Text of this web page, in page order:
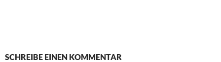
SCHREIBE EINEN KOMMENTAR